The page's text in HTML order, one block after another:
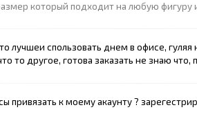
который подходит на любую фигуру
лучшеи спользовать днем в офисе,
то другое, готова заказать не знаю
привязать к моему акаунту ?